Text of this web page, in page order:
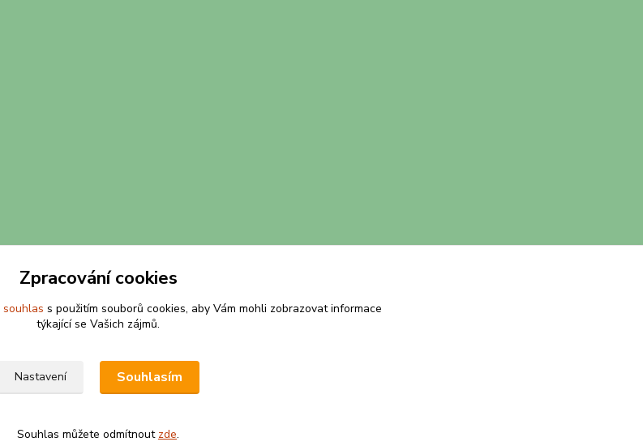
Zpracování cookies
souhlas s použitím souborů cookies, aby Vám mohli zobrazovat informace
týkající se Vašich zájmů.
Nastavení Souhlasím
Souhlas můžete odmítnout zde.